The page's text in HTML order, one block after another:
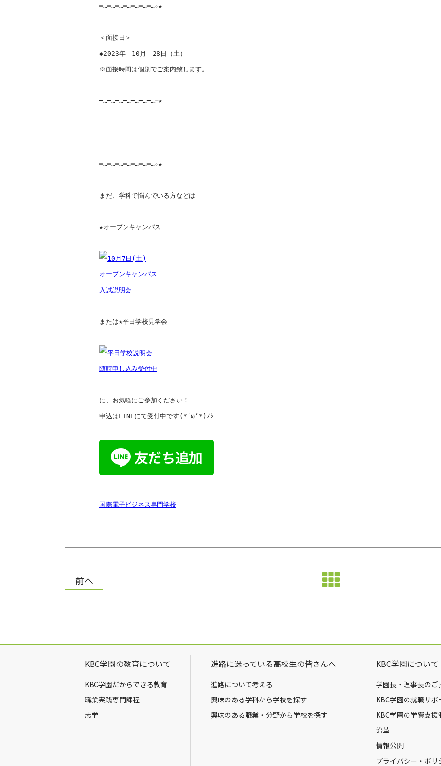
━…━…━…━…━…━…━…☆★
＜面接日＞
◆2023年　10月　28日（土）
※面接時間は個別でご案内致します。
━…━…━…━…━…━…━…☆★
━…━…━…━…━…━…━…☆★
まだ、学科で悩んでいる方などは
★オープンキャンパス
または★平日学校見学会
に、お気軽にご参加ください！
申込はLINEにて受付中です(*’ω’*)ﾉｼ
国際電子ビジネス専門学校
前へ
KBC学園の教育について
KBC学園だからできる教育
職業実践専門課程
志学
進路に迷っている高校生の皆さんへ
進路について考える
興味のある学科から学校を探す
興味のある職業・分野から学校を探す
KBC学園について
学園長・理事長のご
KBC学園の就職サポ
KBC学園の学費支援
沿革
情報公開
プライバシー・ポリ